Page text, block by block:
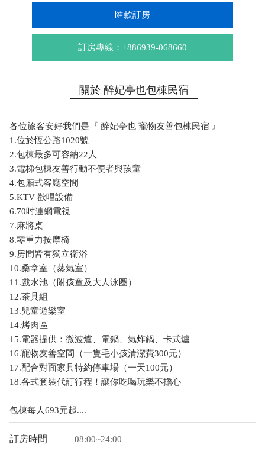
匯款訂房
訂房專線：+886939-068660
關於 醉妃亭也包棟民宿
各位旅客安好我們是『 醉妃亭也 寵物友善包棟民宿 』
1.位於恆公路1020號
2.包棟最多可容納22人
3.電梯包棟友善行動不便者與孩童
4.包廂式客廳空間
5.KTV 歡唱設備
6.70吋連網電視
7.麻將桌
8.零重力按摩椅
9.房間皆有獨立衛浴
10.桑拿室（蒸氣室）
11.戲水池（附孩童及大人泳圈）
12.茶具組
13.兒童遊樂室
14.烤肉區
15.電器提供：微波爐、電鍋、氣炸鍋、卡式爐
16.寵物友善空間（一隻毛小孩清潔費300元）
17.配合對面家具特約停車場（一天100元）
18.各式套裝代訂行程！讓你吃喝玩樂不擔心
包棟每人693元起....
訂房時間 08:00~24:00